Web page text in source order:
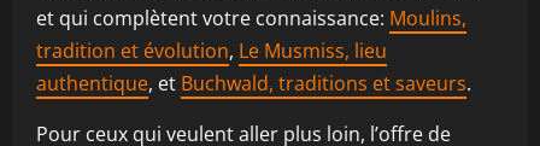
et qui complètent votre connaissance: Moulins,
tradition et évolution, Le Musmiss, lieu
authentique, et Buchwald, traditions et saveurs.
Pour ceux qui veulent aller plus loin, l’offre de